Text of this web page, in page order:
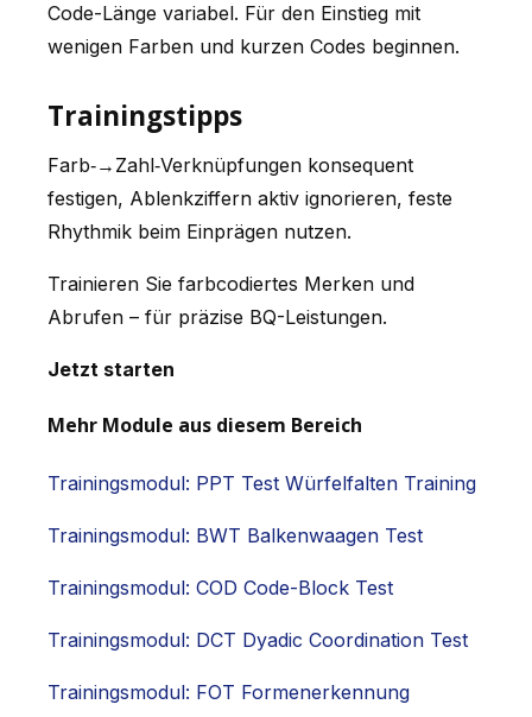
Code-Länge variabel. Für den Einstieg mit
wenigen Farben und kurzen Codes beginnen.
Trainingstipps
Farb‑→Zahl‑Verknüpfungen konsequent
festigen, Ablenkziffern aktiv ignorieren, feste
Rhythmik beim Einprägen nutzen.
Trainieren Sie farbcodiertes Merken und
Abrufen – für präzise BQ-Leistungen.
Jetzt starten
Mehr Module aus diesem Bereich
Trainingsmodul: PPT Test Würfelfalten Training
Trainingsmodul: BWT Balkenwaagen Test
Trainingsmodul: COD Code-Block Test
Trainingsmodul: DCT Dyadic Coordination Test
Trainingsmodul: FOT Formenerkennung